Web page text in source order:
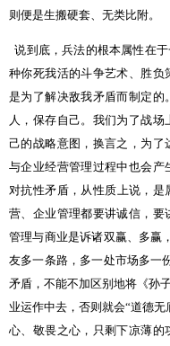
则便是生搬硬套、无类比附。
说到底，兵法的根本属性在
种你死我活的斗争艺术、胜负
是为了解决敌我矛盾而制定的
人，保存自己。我们为了战
己的战略意图，换言之，为
与企业经营管理过程中也会
对抗性矛盾，从性质上说，是
营、企业管理都要讲诚信，
管理与商业是诉诸双赢、多赢
友多一条路，多一处市场多一
矛盾，不能不加区别地将《孙
业运作中去，否则就会“道德
心、敬畏之心，只剩下凉薄